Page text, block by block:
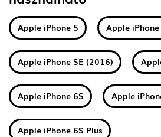
Apple iPhone 5 Apple iPhone
Apple iPhone SE (2016)
Apple iPhone 6S Apple
Apple iPhone 6S Plus